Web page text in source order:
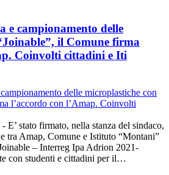
e campionamento delle
il Comune firma
Coinvolti cittadini e Iti
stato firmato, nella stanza del sindaco,
tra Amap, Comune e Istituto “Montani”
– Interreg Ipa Adrion 2021-
con studenti e cittadini per il…